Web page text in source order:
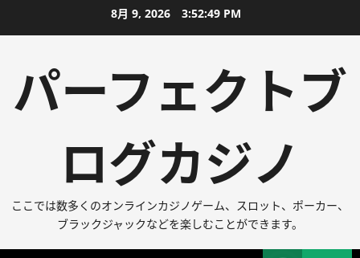
ン
8月 9, 2026 3:52:49 PM
パーフェクトブ
ログカジノ
ここでは数多くのオンラインカジノゲーム、スロット、ポーカー、
ブラックジャックなどを楽しむことができます。